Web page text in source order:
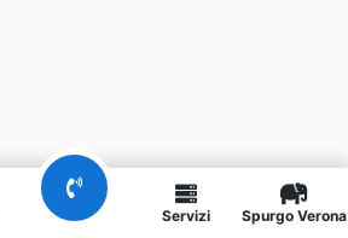
Servizi Spurgo Verona